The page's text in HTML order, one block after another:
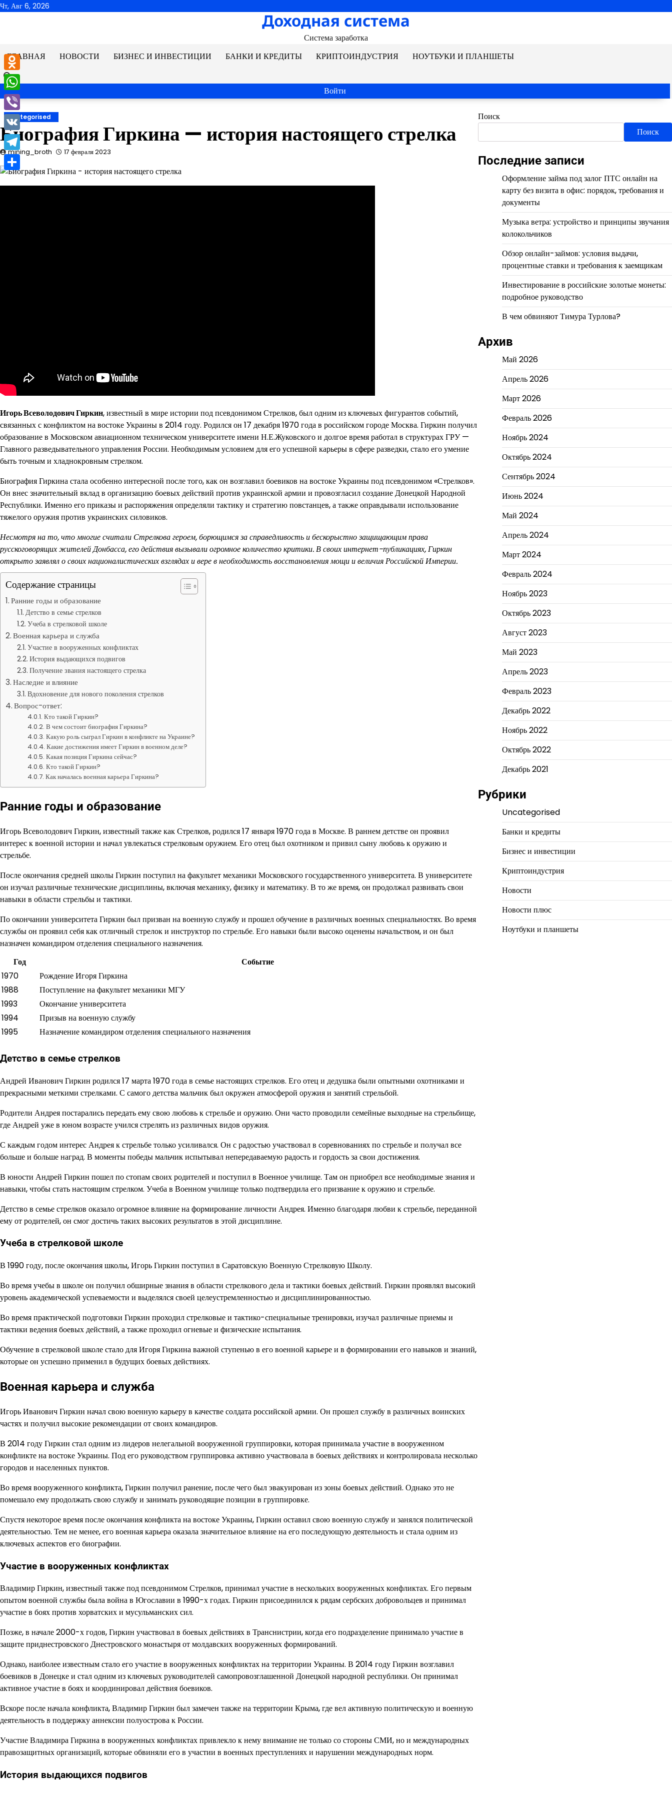
Перейти
Чт, Авг 6, 2026
Доходная система
Система заработка
ГЛАВНАЯ
НОВОСТИ БИЗНЕС И ИНВЕСТИЦИИ БАНКИ И КРЕДИТЫ КРИПТОИНДУСТРИЯ НОУТБУКИ И ПЛАНШЕТЫ
Войти
Uncategorised
Биография Гиркина — история настоящего стрелка
mining_broth 17 февраля 2023
Игорь Всеволодович Гиркин, известный в мире истории под псевдонимом Стрелков, был одним из ключевых фигурантов событий,
связанных с конфликтом на востоке Украины в 2014 году. Родился он 17 декабря 1970 года в российском городе Москва. Гиркин получил
образование в Московском авиационном техническом университете имени Н.Е.Жуковского и долгое время работал в структурах ГРУ —
Главного разведывательного управления России. Необходимым условием для его успешной карьеры в сфере разведки, стало его умение
быть точным и хладнокровным стрелком.
Биография Гиркина стала особенно интересной после того, как он возглавил боевиков на востоке Украины под псевдонимом «Стрелков».
Он внес значительный вклад в организацию боевых действий против украинской армии и провозгласил создание Донецкой Народной
Республики. Именно его приказы и распоряжения определяли тактику и стратегию повстанцев, а также оправдывали использование
тяжелого оружия против украинских силовиков.
Несмотря на то, что многие считали Стрелкова героем, борющимся за справедливость и бескорыстно защищающим права
русскоговорящих жителей Донбасса, его действия вызывали огромное количество критики. В своих интернет-публикациях, Гиркин
открыто заявлял о своих националистических взглядах и вере в необходимость восстановления мощи и величия Российской Империи.
Содержание страницы
Ранние годы и образование
Детство в семье стрелков
Учеба в стрелковой школе
Военная карьера и служба
Участие в вооруженных конфликтах
История выдающихся подвигов
Получение звания настоящего стрелка
Наследие и влияние
Вдохновение для нового поколения стрелков
Вопрос-ответ:
Кто такой Гиркин?
В чем состоит биография Гиркина?
Какую роль сыграл Гиркин в конфликте на Украине?
Какие достижения имеет Гиркин в военном деле?
Какая позиция Гиркина сейчас?
Кто такой Гиркин?
Как началась военная карьера Гиркина?
Ранние годы и образование
Игорь Всеволодович Гиркин, известный также как Стрелков, родился 17 января 1970 года в Москве. В раннем детстве он проявил
интерес к военной истории и начал увлекаться стрелковым оружием. Его отец был охотником и привил сыну любовь к оружию и
стрельбе.
После окончания средней школы Гиркин поступил на факультет механики Московского государственного университета. В университете
он изучал различные технические дисциплины, включая механику, физику и математику. В то же время, он продолжал развивать свои
навыки в области стрельбы и тактики.
По окончании университета Гиркин был призван на военную службу и прошел обучение в различных военных специальностях. Во время
службы он проявил себя как отличный стрелок и инструктор по стрельбе. Его навыки были высоко оценены начальством, и он был
назначен командиром отделения специального назначения.
Год
Событие
1970
Рождение Игоря Гиркина
1988
Поступление на факультет механики МГУ
1993
Окончание университета
1994
Призыв на военную службу
1995
Назначение командиром отделения специального назначения
Детство в семье стрелков
Андрей Иванович Гиркин родился 17 марта 1970 года в семье настоящих стрелков. Его отец и дедушка были опытными охотниками и
прекрасными меткими стрелками. С самого детства мальчик был окружен атмосферой оружия и занятий стрельбой.
Родители Андрея постарались передать ему свою любовь к стрельбе и оружию. Они часто проводили семейные выходные на стрельбище,
где Андрей уже в юном возрасте учился стрелять из различных видов оружия.
С каждым годом интерес Андрея к стрельбе только усиливался. Он с радостью участвовал в соревнованиях по стрельбе и получал все
больше и больше наград. В моменты победы мальчик испытывал непередаваемую радость и гордость за свои достижения.
В юности Андрей Гиркин пошел по стопам своих родителей и поступил в Военное училище. Там он приобрел все необходимые знания и
навыки, чтобы стать настоящим стрелком. Учеба в Военном училище только подтвердила его призвание к оружию и стрельбе.
Детство в семье стрелков оказало огромное влияние на формирование личности Андрея. Именно благодаря любви к стрельбе, переданной
ему от родителей, он смог достичь таких высоких результатов в этой дисциплине.
Учеба в стрелковой школе
В 1990 году, после окончания школы, Игорь Гиркин поступил в Саратовскую Военную Стрелковую Школу.
Во время учебы в школе он получил обширные знания в области стрелкового дела и тактики боевых действий. Гиркин проявлял высокий
уровень академической успеваемости и выделялся своей целеустремленностью и дисциплинированностью.
Во время практической подготовки Гиркин проходил стрелковые и тактико-специальные тренировки, изучал различные приемы и
тактики ведения боевых действий, а также проходил огневые и физические испытания.
Обучение в стрелковой школе стало для Игоря Гиркина важной ступенью в его военной карьере и в формировании его навыков и знаний,
которые он успешно применил в будущих боевых действиях.
Военная карьера и служба
Игорь Иванович Гиркин начал свою военную карьеру в качестве солдата российской армии. Он прошел службу в различных воинских
частях и получил высокие рекомендации от своих командиров.
В 2014 году Гиркин стал одним из лидеров нелегальной вооруженной группировки, которая принимала участие в вооруженном
конфликте на востоке Украины. Под его руководством группировка активно участвовала в боевых действиях и контролировала несколько
городов и населенных пунктов.
Во время вооруженного конфликта, Гиркин получил ранение, после чего был эвакуирован из зоны боевых действий. Однако это не
помешало ему продолжать свою службу и занимать руководящие позиции в группировке.
Спустя некоторое время после окончания конфликта на востоке Украины, Гиркин оставил свою военную службу и занялся политической
деятельностью. Тем не менее, его военная карьера оказала значительное влияние на его последующую деятельность и стала одним из
ключевых аспектов его биографии.
Участие в вооруженных конфликтах
Владимир Гиркин, известный также под псевдонимом Стрелков, принимал участие в нескольких вооруженных конфликтах. Его первым
опытом военной службы была война в Югославии в 1990-х годах. Гиркин присоединился к рядам сербских добровольцев и принимал
участие в боях против хорватских и мусульманских сил.
Позже, в начале 2000-х годов, Гиркин участвовал в боевых действиях в Транснистрии, когда его подразделение принимало участие в
защите приднестровского Днестровского монастыря от молдавских вооруженных формирований.
Однако, наиболее известным стало его участие в вооруженных конфликтах на территории Украины. В 2014 году Гиркин возглавил
боевиков в Донецке и стал одним из ключевых руководителей самопровозглашенной Донецкой народной республики. Он принимал
активное участие в боях и координировал действия боевиков.
Вскоре после начала конфликта, Владимир Гиркин был замечен также на территории Крыма, где вел активную политическую и военную
деятельность в поддержку аннексии полуострова к России.
Участие Владимира Гиркина в вооруженных конфликтах привлекло к нему внимание не только со стороны СМИ, но и международных
правозащитных организаций, которые обвиняли его в участии в военных преступлениях и нарушении международных норм.
История выдающихся подвигов
Поиск
Поиск
Последние записи
Оформление займа под залог ПТС онлайн на
карту без визита в офис: порядок, требования и
документы
Музыка ветра: устройство и принципы звучания
колокольчиков
Обзор онлайн-займов: условия выдачи,
процентные ставки и требования к заемщикам
Инвестирование в российские золотые монеты:
подробное руководство
В чем обвиняют Тимура Турлова?
Архив
Май 2026
Апрель 2026
Март 2026
Февраль 2026
Ноябрь 2024
Октябрь 2024
Сентябрь 2024
Июнь 2024
Май 2024
Апрель 2024
Март 2024
Февраль 2024
Ноябрь 2023
Октябрь 2023
Август 2023
Май 2023
Апрель 2023
Февраль 2023
Декабрь 2022
Ноябрь 2022
Октябрь 2022
Декабрь 2021
Рубрики
Uncategorised
Банки и кредиты
Бизнес и инвестиции
Криптоиндустрия
Новости
Новости плюс
Ноутбуки и планшеты
Odnoklassniki
WhatsApp
Viber
VK
Telegram
Отправить